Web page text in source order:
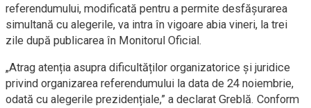
referendumului, modificată pentru a permite desfășurarea
simultană cu alegerile, va intra în vigoare abia vineri, la trei
zile după publicarea în Monitorul Oficial.
„Atrag atenția asupra dificultăților organizatorice și juridice
privind organizarea referendumului la data de 24 noiembrie,
odată cu alegerile prezidențiale,” a declarat Greblă. Conform